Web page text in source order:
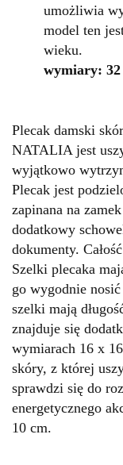
umożliwia
model ten
wieku.
wymiary: 32
Plecak damski
NATALIA jest
wyjątkowo
Plecak jest
zapinana na
dodatkowy
dokumenty.
Szelki plecaka
go wygodnie
szelki mają
znajduje się
wymiarach 16 x
skóry, z której
sprawdzi się do
energetycznego
10 cm.